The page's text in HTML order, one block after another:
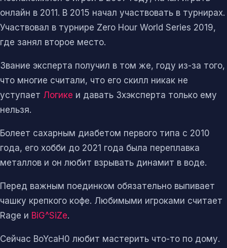
онлайн в 2011. В 2015 начал участвовать в турнирах.
Участвовал в турнире Zero Hour World Series 2019,
где занял второе место.
Звание эксперта получил в том же, году из-за того,
что многие считали, что его скилл никак не
уступает Логике и давать Зхэксперта только ему
нельзя.
Болеет сахарным диабетом первого типа с 2010
года, его хобби до 2021 года была переплавка
металлов и он любит взрывать динамит в воде.
Перед важным поединком обязательно выпивает
чашку крепкого кофе. Любимыми игроками считает
Rage и BiG^SiZe.
Сейчас BoYcaH0 любит мастерить что-то по дому.